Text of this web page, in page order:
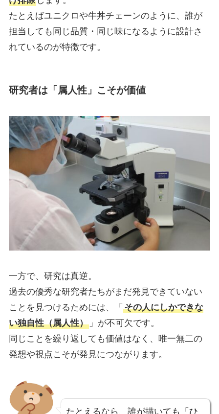
たとえばユニクロや牛丼チェーンのように、誰が
担当しても同じ品質・同じ味になるように設計さ
れているのが特徴です。
研究者は「属人性」こそが価値
一方で、研究は真逆。
過去の優秀な研究者たちがまだ発見できていない
ことを見つけるためには、「 その人にしかできな
い独自性（属人性）」が不可欠です。
同じことを繰り返しても価値はなく、唯一無二の
発想や視点こそが発見につながります。
たとえるなら、誰が描いても「ひ